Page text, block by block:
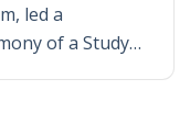
led a
of a Study…